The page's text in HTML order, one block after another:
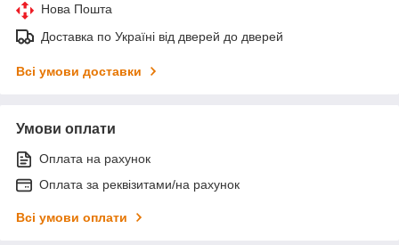
Нова Пошта
Доставка по Україні від дверей до дверей
Всі умови доставки
Умови оплати
Оплата на рахунок
Оплата за реквізитами/на рахунок
Всі умови оплати